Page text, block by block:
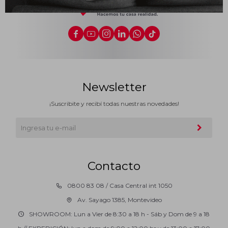
     
Contacto
0800 83 08 / Casa Central int 1050
Av. Sayago 1385, Montevideo
SHOWROOM: Lun a Vier de 8:30 a 18 h - Sáb y Dom de 9 a 18
Newsletter
¡Suscribite y recibí todas nuestras novedades!